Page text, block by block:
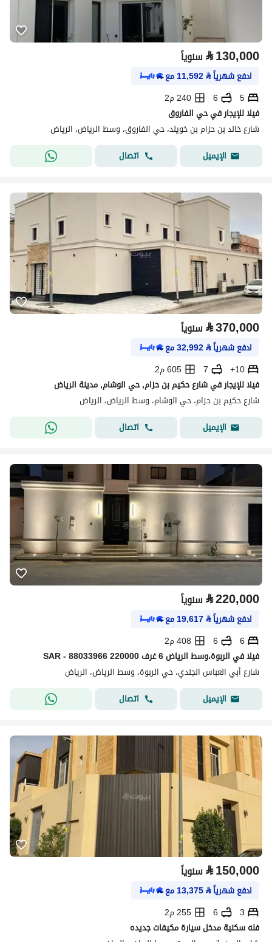
⃁130,000 سنوياً
ادفع شهرياً⃁
11,592مع
5
6
240 م2
فيلا للإيجار في حي الفاروق
شارع خالد بن حزام بن خويلد، حي الفاروق، وسط الرياض، الرياض
الإيميل
اتصال
⃁370,000 سنوياً
ادفع شهرياً⃁
32,992مع
10+
7
605 م2
فيلا للإيجار في شارع حكيم بن حزام, حي الوشام, مدينة الرياض
شارع حكيم بن حزام، حي الوشام، وسط الرياض، الرياض
الإيميل
اتصال
⃁220,000 سنوياً
ادفع شهرياً⃁
19,617مع
6
6
408 م2
فیلا في الربوة،وسط الرياض 6 غرف 220000 SAR - 88033966
شارع أبي العباس الجندي، حي الربوة، وسط الرياض، الرياض
الإيميل
اتصال
⃁150,000 سنوياً
ادفع شهرياً⃁
13,375مع
3
6
255 م2
فله سكنية مدخل سيارة مكيفات جديده